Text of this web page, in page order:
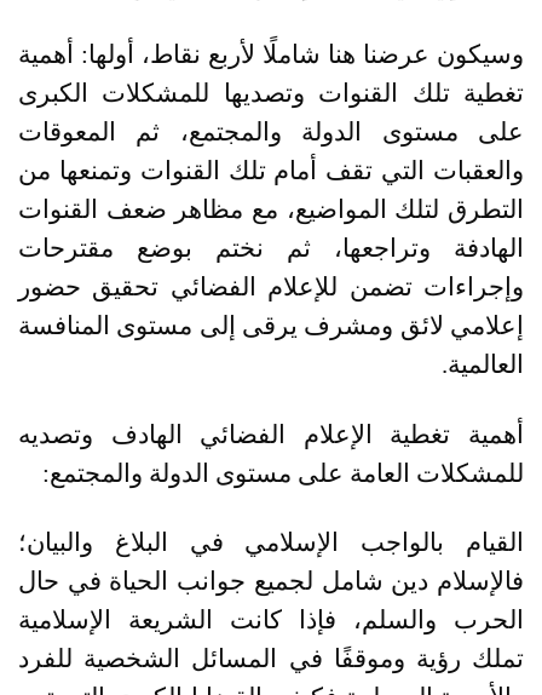
وسيكون عرضنا هنا شاملًا لأربع نقاط، أولها: أهمية
تغطية تلك القنوات وتصديها للمشكلات الكبرى
على مستوى الدولة والمجتمع، ثم المعوقات
والعقبات التي تقف أمام تلك القنوات وتمنعها من
التطرق لتلك المواضيع، مع مظاهر ضعف القنوات
الهادفة وتراجعها، ثم نختم بوضع مقترحات
وإجراءات تضمن للإعلام الفضائي تحقيق حضور
إعلامي لائق ومشرف يرقى إلى مستوى المنافسة
العالمية.
أهمية تغطية الإعلام الفضائي الهادف وتصديه
للمشكلات العامة على مستوى الدولة والمجتمع:
القيام بالواجب الإسلامي في البلاغ والبيان؛
فالإسلام دين شامل لجميع جوانب الحياة في حال
الحرب والسلم، فإذا كانت الشريعة الإسلامية
تملك رؤية وموقفًا في المسائل الشخصية للفرد